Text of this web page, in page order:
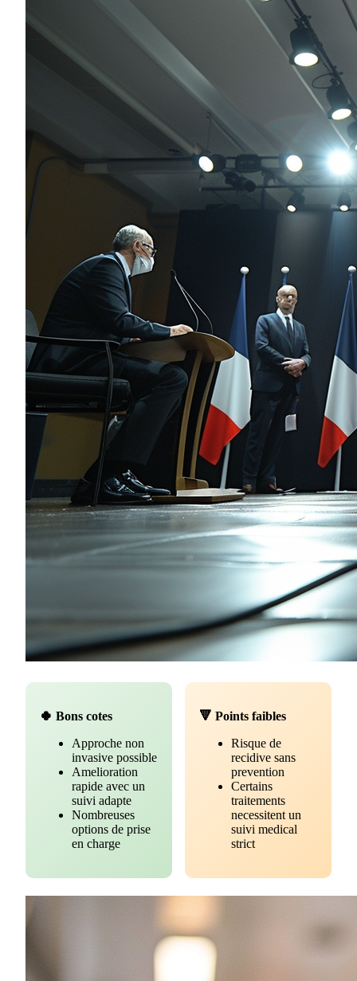
🍀 Bons cotes
Approche non
invasive possible
Amelioration
rapide avec un
suivi adapte
Nombreuses
options de prise
en charge
🔻 Points faibles
Risque de
recidive sans
prevention
Certains
traitements
necessitent un
suivi medical
strict